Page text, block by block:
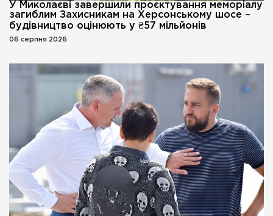
У Миколаєві завершили проєктування меморіалу
загиблим Захисникам на Херсонському шосе –
будівництво оцінюють у ₴57 мільйонів
06 серпня 2026